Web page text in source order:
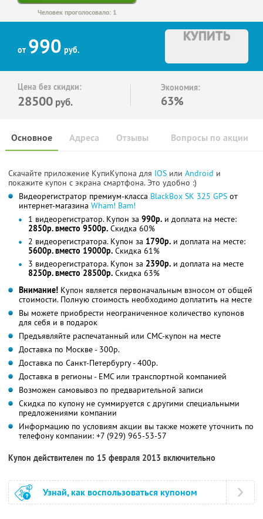
Человек проголосовало: 1
от 990 руб.
КУПИТЬ
Цена без скидки:
28500 руб.
Экономия:
63%
Основное Отзывы Вопросы по акции
Адреса
Скачайте приложение КупиКупона для IOS или Android и
покажите купон с экрана смартфона. Это удобно :)
Видеорегистратор премиум-класса BlackBox SK 325 GPS от
интернет-магазина Wham! Bam!
1 видеорегистратор. Купон за 990р. и доплата на месте:
2850р. вместо 9500р. Скидка 60%
2 видеорегистратора. Купон за 1790р. и доплата на месте:
5600р. вместо 19000р. Скидка 61%
3 видеорегистратора. Купон за 2390р. и доплата на месте
8250р. вместо 28500р. Скидка 63%
Внимание! Купон является первоначальным взносом от общей
стоимости. Полную стоимость необходимо доплатить на месте
Вы можете приобрести неограниченное количество купонов
для себя и в подарок
Предъявляйте распечатанный или СМС-купон на месте
Доставка по Москве - 300р.
Доставка по Санкт-Петербургу - 400р.
Доставка в регионы - ЕМС или транспортной компанией
Возможен самовывоз по предварительной записи
Скидка по купону не суммируется с другими специальными
предложениями компании
Информацию по условиям акции вы также можете уточнить по
телефону компании: +7 (929) 965-53-57
Купон действителен по 15 февраля 2013 включительно
Узнай, как воспользоваться купоном